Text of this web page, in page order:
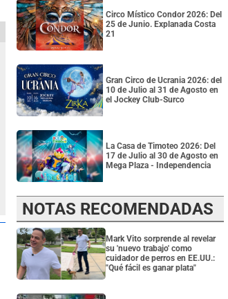
Circo Místico Condor 2026: Del
25 de Junio. Explanada Costa
21
Gran Circo de Ucrania 2026: del
10 de Julio al 31 de Agosto en
el Jockey Club-Surco
La Casa de Timoteo 2026: Del
17 de Julio al 30 de Agosto en
Mega Plaza - Independencia
NOTAS RECOMENDADAS
Mark Vito sorprende al revelar
su 'nuevo trabajo' como
cuidador de perros en EE.UU.:
"Qué fácil es ganar plata"